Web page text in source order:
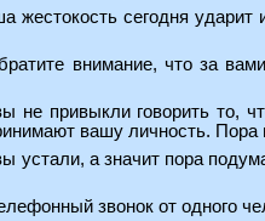
жестокость сегодня
внимание, что за
не привыкли говорить то,
вашу личность. Пора
устали, а значит пора
звонок от одного